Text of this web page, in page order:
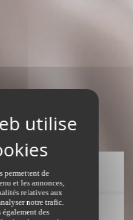
permettent de
et les annonces,
relatives aux
notre trafic.
des